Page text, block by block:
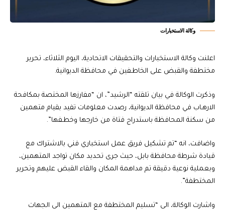
وكالة الاستخبارات
اعلنت وكالة الاستخبارات والتحقيقات الاتحادية، اليوم الثلاثاء، تحرير
مختطفة والقبض على الخاطـفين في محافظة الديوانية.
وذكرت الوكالة في بيان تلقته “الرشيد”، ان “مفارزها المختصة بمكافحة
الارهـاب في محافظة الديوانية، رصدت معلومات تفيد بقيام متهمين
من سكنة المحافظة باستدراج فتاة من خارجها وخطـفها”.
واضافت، انه “تم تشكيل فريق عمل استخباري فني بالاشتراك مع
قيادة شرطة محافظة بابل، حيث جرى تحديد مكان تواجد المتهمين،
وبعملية نوعية دقيقة تم مداهمة المكان والقاء القبض عليهم وتحرير
المختطفة”.
واشارت الوكالة، الى “تسليم المختطفة مع المتهمين الى الجهات